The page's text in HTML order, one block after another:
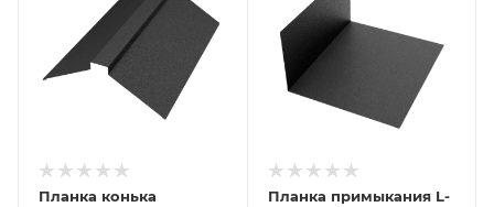
Планка конька
Планка примыкания L-